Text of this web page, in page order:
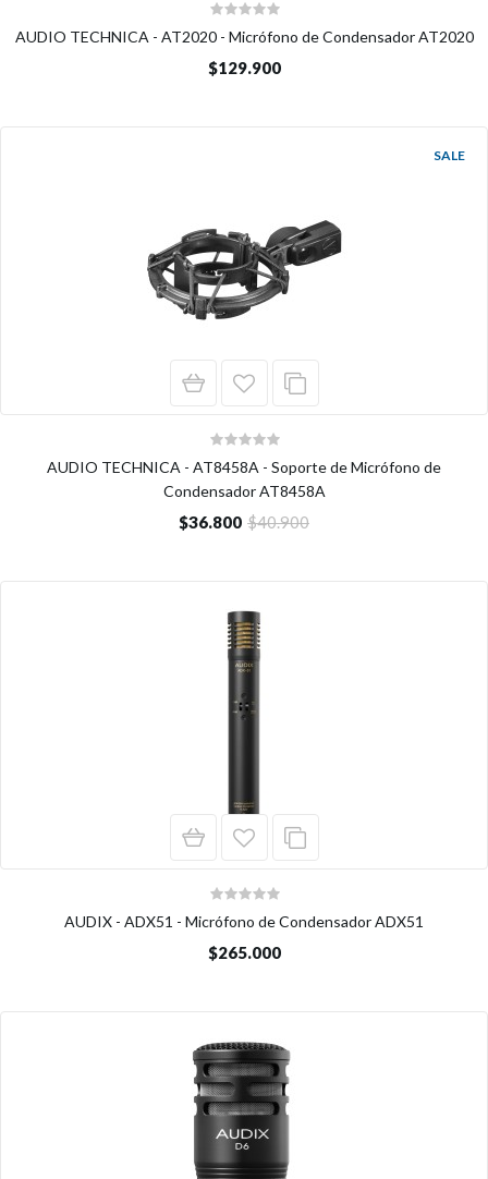
AUDIO TECHNICA - AT2020 - Micrófono de Condensador AT2020
$129.900
SALE
AUDIO TECHNICA - AT8458A - Soporte de Micrófono de
Condensador AT8458A
$36.800 $40.900
AUDIX - ADX51 - Micrófono de Condensador ADX51
$265.000